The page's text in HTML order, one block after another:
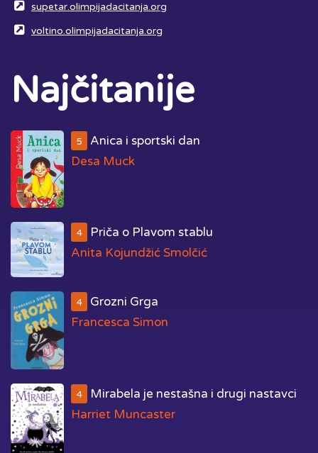
supetar.olimpijadacitanja.org
voltino.olimpijadacitanja.org
Najčitanije
5
Anica i sportski dan
Desa Muck
4
Priča o Plavom stablu
Anita Kojundžić Smolčić
4
Grozni Grga
Francesca Simon
4
Mirabela je nestašna i drugi nastavci
Harriet Muncaster